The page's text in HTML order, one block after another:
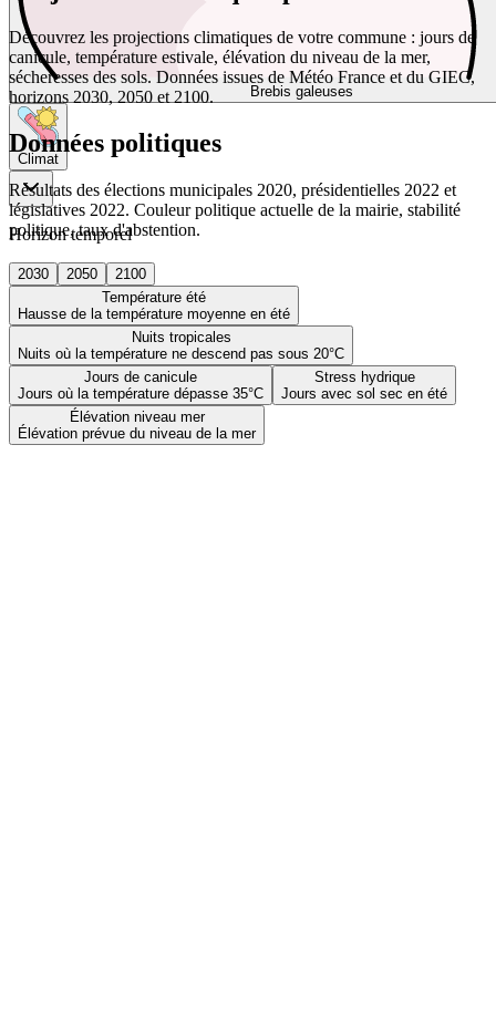
Brebis galeuses
Climat
Horizon temporel
2030 2050
2100
Température été
Hausse de la température moyenne en été
Nuits tropicales
Nuits où la température ne descend pas sous 20°C
Jours de canicule
Jours où la température dépasse 35°C
Stress hydrique
Jours avec sol sec en été
Élévation niveau mer
Élévation prévue du niveau de la mer
Découvrez les projections climatiques de votre commune : jours de
canicule, température estivale, élévation du niveau de la mer,
sécheresses des sols. Données issues de Météo France et du GIEC,
horizons 2030, 2050 et 2100.
Données politiques
Résultats des élections municipales 2020, présidentielles 2022 et
législatives 2022. Couleur politique actuelle de la mairie, stabilité
politique, taux d'abstention.